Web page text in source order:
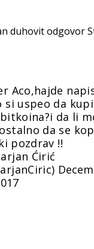
duhovit odgovor
Aco,hajde
si uspeo da
da li
da se
pozdrav !!
Ćirić